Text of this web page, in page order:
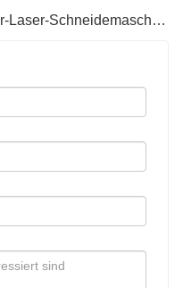
nächster : Blech-Edelstahl-Faser-Laser-Schneidemaschine